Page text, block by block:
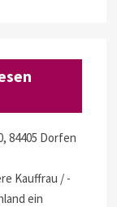
84405 Dorfen
Kauffrau / -
ein